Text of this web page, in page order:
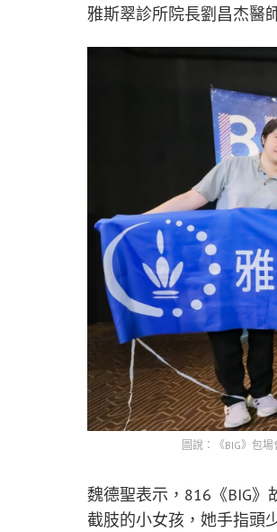
雅斯翠診所院長劉昌杰醫
圖說：《BIG》包
魏德聖表示，816《BIG
截肢的小女孩，她手指頭